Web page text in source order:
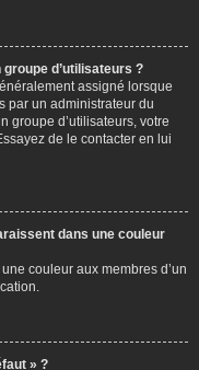
d’utilisateurs ?
assigné lorsque
par un administrateur du
groupe d’utilisateurs, votre
de le contacter en lui
dans une couleur
couleur aux membres d’un
» ?